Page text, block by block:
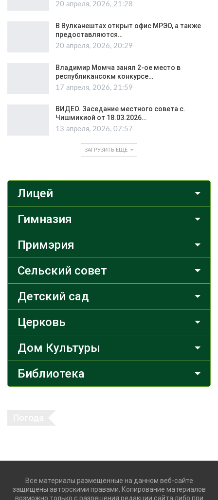
20 апреля, 2026, 21:28
В Вулканештах открыт офис МРЭО, а также
предоставляются…
20 апреля, 2026, 20:29
Владимир Момча занял 2-ое место в
республикансокм конкурсе…
17 апреля, 2026, 21:59
ВИДЕО. Заседание местного совета с.
Чишмикиой от 18.03.2026…
13 апреля, 2026, 07:57
ЗАГРУЗИТЬ ЕЩЁ
Лицей
Гимназия
Примэрия
Сельский совет
Детский сад
Церковь
Дом Культуры
Библиотека
Все материалы размещенные на данном веб-сайте
защищены авторскими правами. Копирование материалов
возможно только с разрешения редакции сайта либо при